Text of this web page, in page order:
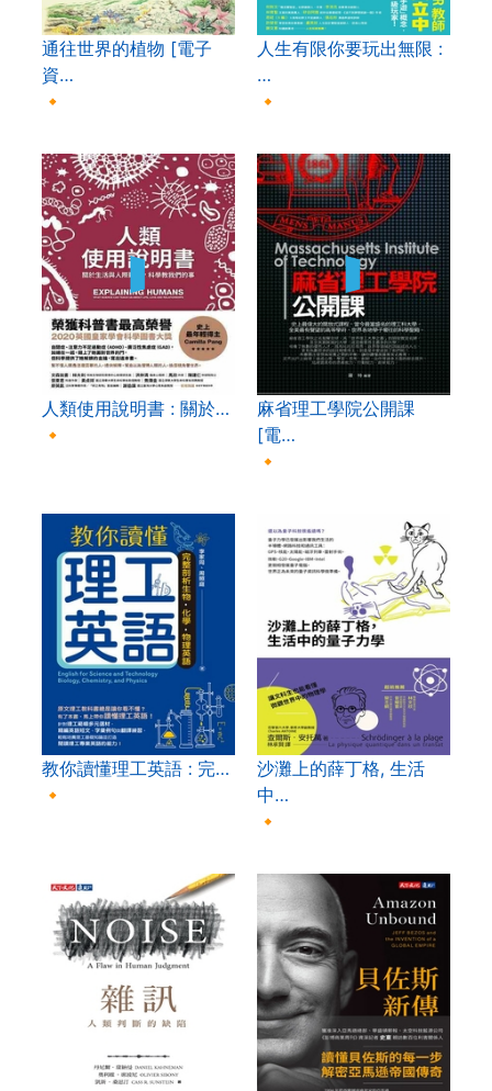
通往世界的植物 [電子
資…
🔸
人生有限你要玩出無限 :
…
🔸
人類使用說明書 : 關於…
🔸
麻省理工學院公開課
[電…
🔸
教你讀懂理工英語 : 完…
🔸
沙灘上的薛丁格, 生活
中…
🔸